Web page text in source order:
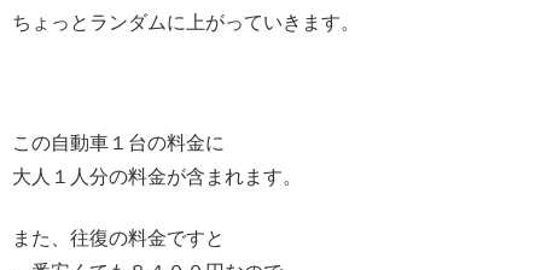
ちょっとランダムに上がっていきます。
この自動車１台の料金に
大人１人分の料金が含まれます。
また、往復の料金ですと